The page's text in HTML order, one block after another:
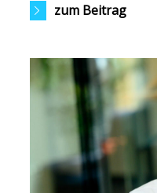
zum Beitrag